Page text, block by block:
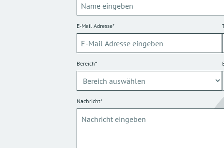
E-Mail Adresse*
Bereich*
Nachricht*